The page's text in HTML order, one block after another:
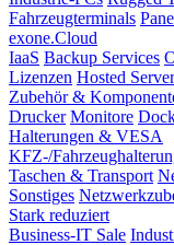
Fahrzeugterminals
exone.Cloud
IaaS Backup Services
Lizenzen Hosted Server
Zubehör &
Drucker Monitore
Halterungen & VESA
KFZ-/
Taschen & Transport
Sonstiges
Stark reduziert
Business-IT Sale